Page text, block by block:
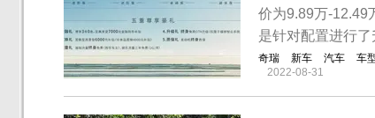
价为9.89万-12.49
是针对配置进行
奇瑞 新车 汽车 车
2022-08-31